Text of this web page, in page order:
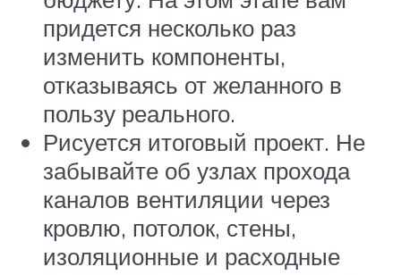
придется несколько раз
изменить компоненты,
отказываясь от желанного в
пользу реального.
Рисуется итоговый проект. Не
забывайте об узлах прохода
каналов вентиляции через
кровлю, потолок, стены,
изоляционные и расходные